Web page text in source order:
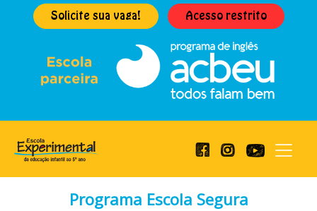
Solicite sua vaga! Acesso restrito
Programa Escola Segura